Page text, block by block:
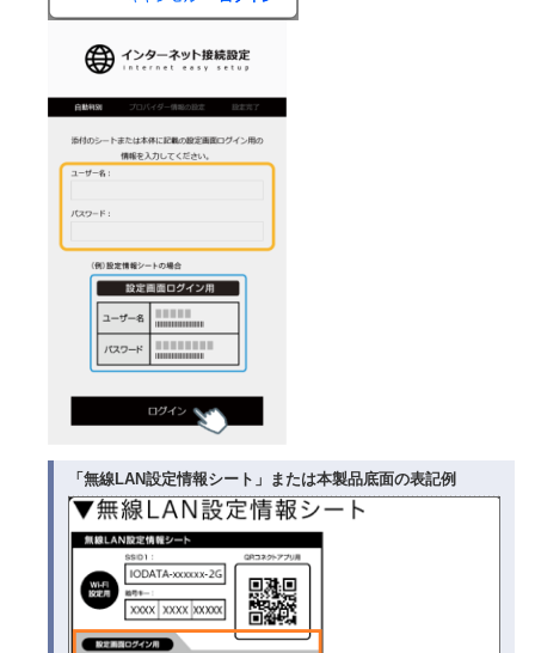
「無線LAN設定情報シート」または本製品底面の表記例